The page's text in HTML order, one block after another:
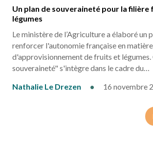
Un plan de souveraineté pour la filière
légumes
Le ministère de l’Agriculture a élaboré un
renforcer l'autonomie française en matière
d'approvisionnement de fruits et légumes.
souveraineté" s'intègre dans le cadre du…
Nathalie Le Drezen
• 16 novembre